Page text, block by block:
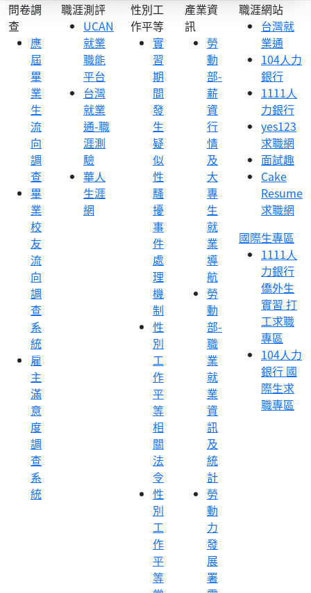
問卷調
查
應
屆
畢
業
生
流
向
調
查
畢
業
校
友
流
向
調
查
系
統
雇
主
滿
意
度
調
查
系
統
職涯測評
UCAN
就業
職能
平台
台灣
就業
通-職
涯測
驗
華人
生涯
網
性別工
作平等
實
習
期
間
發
生
疑
似
性
騷
擾
事
件
處
理
機
制
性
別
工
作
平
等
相
關
法
令
性
別
工
作
平
等
產業資
訊
勞
動
部-
薪
資
行
情
及
大
專
生
就
業
導
航
勞
動
部-
職
業
就
業
資
訊
及
統
計
勞
動
力
發
展
署
職涯網站
台灣就
業通
104人力
銀行
1111人
力銀行
yes123
求職網
面試趣
Cake
Resume
求職網
國際生專區
1111人
力銀行
僑外生
實習 打
工求職
專區
104人力
銀行 國
際生求
職專區